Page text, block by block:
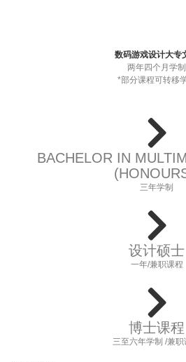
数码游戏设计大专
两年四个月学制
*部分课程可转移
BACHELOR IN
三年学制
设计硕士
一年/兼职课程
博士课程
三至六年学制 /兼职